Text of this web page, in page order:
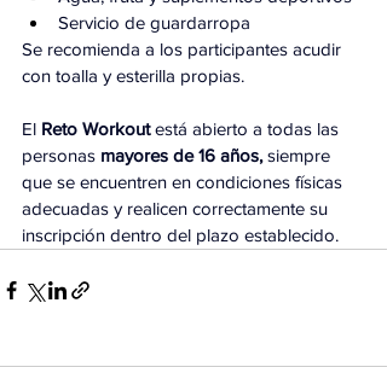
Servicio de guardarropa
Se recomienda a los participantes acudir
con toalla y esterilla propias.
El Reto Workout está abierto a todas las
personas mayores de 16 años, siempre
que se encuentren en condiciones físicas
adecuadas y realicen correctamente su
inscripción dentro del plazo establecido.